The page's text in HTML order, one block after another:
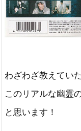
わざわざ教えてい
このリアルな幽霊
と思います！